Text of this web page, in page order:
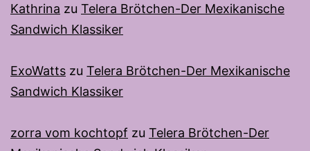
Kathrina zu Telera Brötchen-Der Mexikanische
Sandwich Klassiker
ExoWatts zu Telera Brötchen-Der Mexikanische
Sandwich Klassiker
zorra vom kochtopf zu Telera Brötchen-Der